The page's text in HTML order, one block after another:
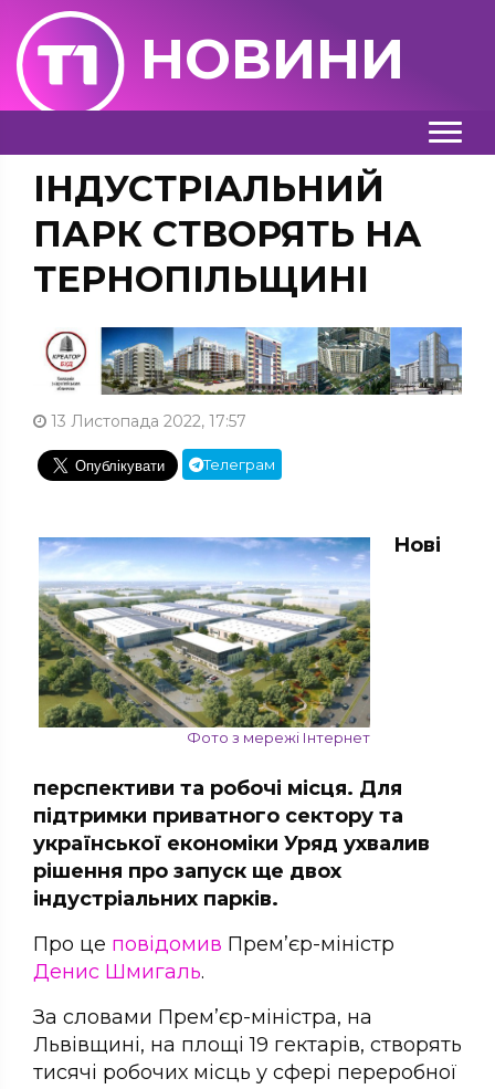
НОВИНИ
ІНДУСТРІАЛЬНИЙ
ПАРК СТВОРЯТЬ НА
ТЕРНОПІЛЬЩИНІ
13 Листопада 2022, 17:57
Телеграм
Фото з мережі Інтернет
Нові
перспективи та робочі місця. Для
підтримки приватного сектору та
української економіки Уряд ухвалив
рішення про запуск ще двох
індустріальних парків.
Про це повідомив Прем’єр-міністр
Денис Шмигаль.
За словами Прем’єр-міністра, на
Львівщині, на площі 19 гектарів, створять
тисячі робочих місць у сфері переробної